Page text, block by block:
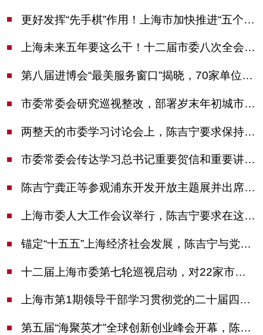
更好发挥“先手棋”作用！上海市加快推进“五个中心”建设领导小组会议举行
上海未来五年要这么干！十二届市委八次全会审议通过上海“十五五”规划建议
第八届进博会“最美服务窗口”揭晓，70家单位诠释“上海服务”温度
市委常委会研究巡视整改，部署岁末年初城市安全工作
两整天的市委学习讨论会上，陈吉宁要求保持战略定力始终坚定信心善于科学应对
市委常委会传达学习总书记重要贺信和重要讲话精神，研究党建引领物业治理等工作
陈吉宁龚正等参观浦东开发开放主题展并出席座谈会
上海市委人大工作会议举行，陈吉宁要求在这些方面更加奋发有为
锚定“十五五”上海经济社会发展，陈吉宁与党外人士专题协商座谈
十二届上海市委第七轮巡视启动，对22家市管单位开展常规巡视
上海市第1期领导干部学习贯彻党的二十届四中全会精神专题研讨班开班，陈吉宁作专题报告
第五届“海聚英才”全球创新创业峰会开幕，陈吉宁出席并启动新一届大赛